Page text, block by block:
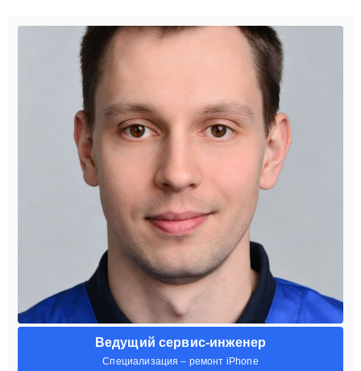
Ведущий сервис-инженер
Специализация – ремонт iPhone